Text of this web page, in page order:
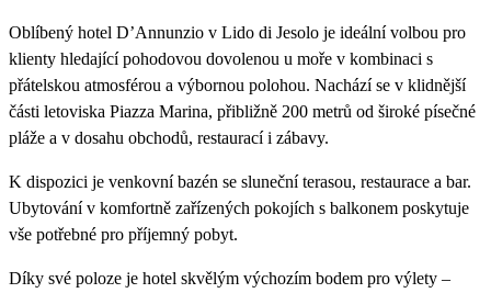
Oblíbený hotel D’Annunzio v Lido di Jesolo je ideální volbou pro
klienty hledající pohodovou dovolenou u moře v kombinaci s
přátelskou atmosférou a výbornou polohou. Nachází se v klidnější
části letoviska Piazza Marina, přibližně 200 metrů od široké písečné
pláže a v dosahu obchodů, restaurací i zábavy.
K dispozici je venkovní bazén se sluneční terasou, restaurace a bar.
Ubytování v komfortně zařízených pokojích s balkonem poskytuje
vše potřebné pro příjemný pobyt.
Díky své poloze je hotel skvělým výchozím bodem pro výlety –